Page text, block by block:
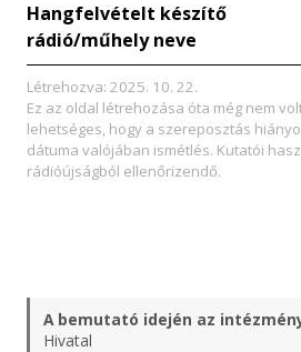
Hangfelvételt készítő
rádió/műhely neve
Létrehozva: 2025. 10. 22.
Ez az oldal létrehozása óta még nem
lehetséges, hogy a szereposztás
dátuma valójában ismétlés. Kutatói
rádióújságból ellenőrizendő.
A bemutató idején az
Hivatal